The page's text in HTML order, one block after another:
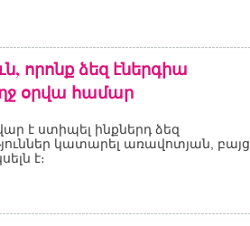
որոնք ձեզ էներգիա
օրվա համար
է ստիպել ինքներդ ձեզ
կատարել առավոտյան, բայց
է։